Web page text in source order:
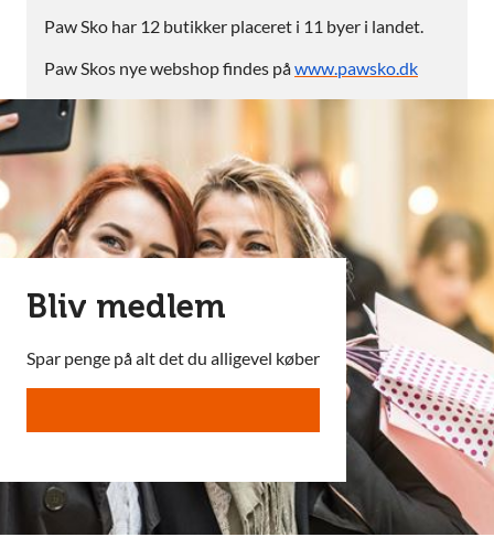
Paw Sko har 12 butikker placeret i 11 byer i landet.
Paw Skos nye webshop findes påwww.pawsko.dk
Bliv medlem
Spar penge på alt det du alligevel køber